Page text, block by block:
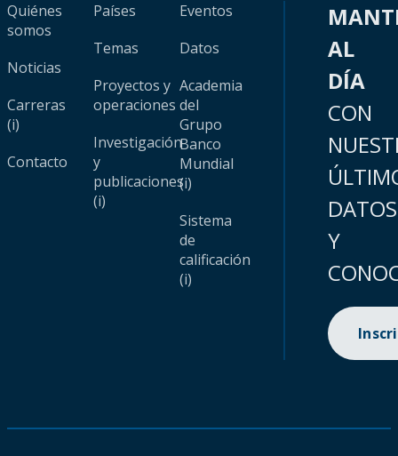
Quiénes
somos
Noticias
Carreras
(i)
Contacto
Países
Temas
Proyectos y
operaciones
Investigación
y
publicaciones
(i)
Eventos
Datos
Academia
del
Grupo
Banco
Mundial
(i)
Sistema
de
calificación
(i)
AL
DÍA
CON
DATOS
Y